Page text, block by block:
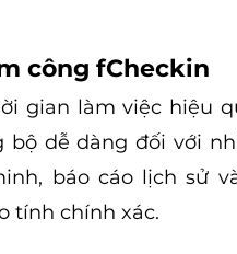
công fCheckin
gian làm việc hiệu
dễ dàng đối với
báo cáo lịch sử
tính chính xác.